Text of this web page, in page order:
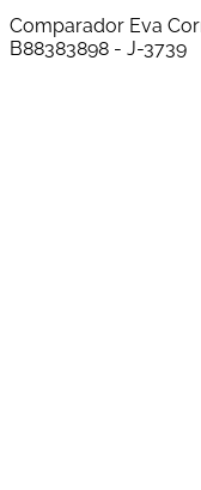
Comparador Eva
B88383898 - J-3739